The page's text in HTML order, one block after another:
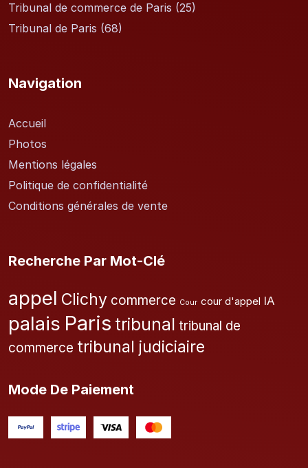
Tribunal de commerce de Paris (25)
Tribunal de Paris (68)
Navigation
Accueil
Photos
Mentions légales
Politique de confidentialité
Conditions générales de vente
Recherche Par Mot-Clé
appel Clichy commerce Cour cour d'appel IA
palais Paris tribunal tribunal de
commerce tribunal judiciaire
Mode De Paiement